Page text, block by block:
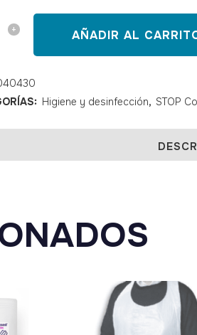
AÑADIR AL
Higiene y desinfección, STOP